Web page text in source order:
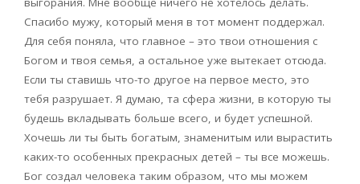
Спасибо мужу, который меня в тот момент поддержал.
Для себя поняла, что главное – это твои отношения с
Богом и твоя семья, а остальное уже вытекает отсюда.
Если ты ставишь что-то другое на первое место, это
тебя разрушает. Я думаю, та сфера жизни, в которую ты
будешь вкладывать больше всего, и будет успешной.
Хочешь ли ты быть богатым, знаменитым или вырастить
каких-то особенных прекрасных детей – ты все можешь.
Бог создал человека таким образом, что мы можем